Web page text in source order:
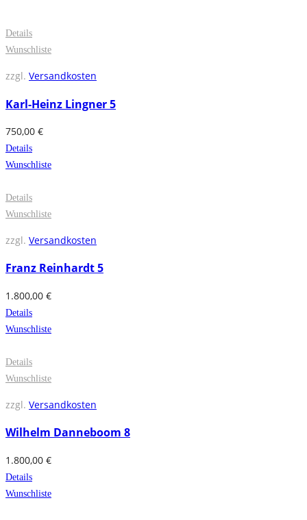
Details
Wunschliste
zzgl. Versandkosten
Karl-Heinz Lingner 5
750,00 €
Details
Wunschliste
Details
Wunschliste
zzgl. Versandkosten
Franz Reinhardt 5
1.800,00 €
Details
Wunschliste
Details
Wunschliste
zzgl. Versandkosten
Wilhelm Danneboom 8
1.800,00 €
Details
Wunschliste